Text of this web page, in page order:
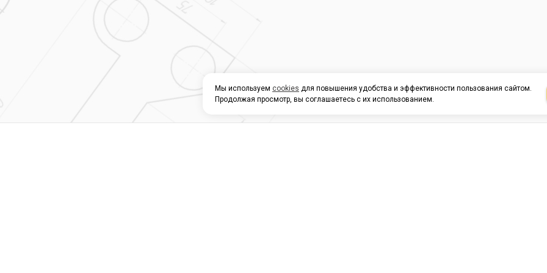
Мы используем cookies для повышения удобства и эффективности пользования сайтом.
Продолжая просмотр, вы соглашаетесь с их использованием.